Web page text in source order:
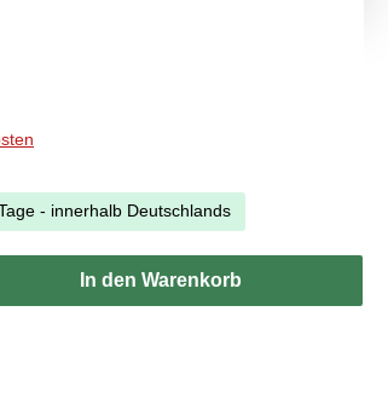
- innerhalb Deutschlands
In den Warenkorb